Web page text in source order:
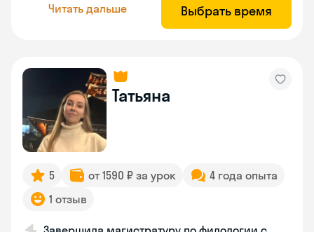
Читать дальше Выбрать время
Татьяна
5 от 1590 ₽ за урок
4 года опыта
1 отзыв